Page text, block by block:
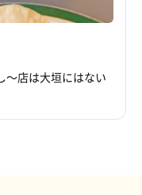
〜店は大垣にはない